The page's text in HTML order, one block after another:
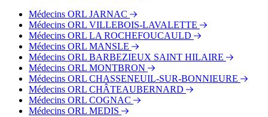
Médecins ORL JARNAC
Médecins ORL VILLEBOIS-LAVALETTE
Médecins ORL LA ROCHEFOUCAULD
Médecins ORL MANSLE
Médecins ORL BARBEZIEUX SAINT HILAIRE
Médecins ORL MONTBRON
Médecins ORL CHASSENEUIL-SUR-BONNIEURE
Médecins ORL CHÂTEAUBERNARD
Médecins ORL COGNAC
Médecins ORL MEDIS